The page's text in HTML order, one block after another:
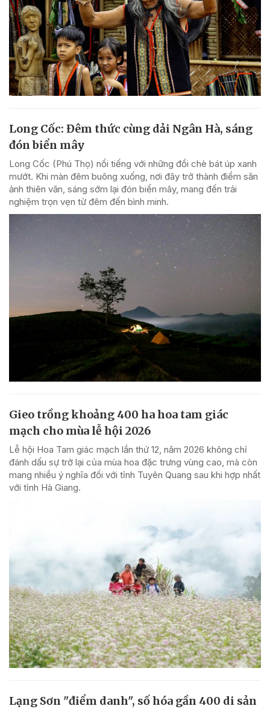
Long Cốc: Đêm thức cùng dải Ngân Hà, sáng
đón biển mây
Long Cốc (Phú Thọ) nổi tiếng với những đồi chè bát úp xanh
mướt. Khi màn đêm buông xuống, nơi đây trở thành điểm săn
ảnh thiên văn, sáng sớm lại đón biển mây, mang đến trải
nghiệm trọn vẹn từ đêm đến bình minh.
Gieo trồng khoảng 400 ha hoa tam giác
mạch cho mùa lễ hội 2026
Lễ hội Hoa Tam giác mạch lần thứ 12, năm 2026 không chỉ
đánh dấu sự trở lại của mùa hoa đặc trưng vùng cao, mà còn
mang nhiều ý nghĩa đối với tỉnh Tuyên Quang sau khi hợp nhất
với tỉnh Hà Giang.
Lạng Sơn "điểm danh", số hóa gần 400 di sản